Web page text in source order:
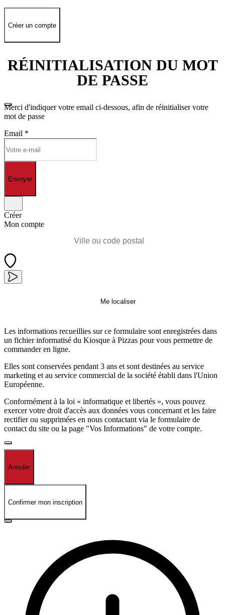
Créer un compte
RÉINITIALISATION DU MOT
DE PASSE
Merci d'indiquer votre email ci-dessous, afin de réinitialiser votre
mot de passe
Email *
Envoyer
Créer
Mon compte
Me localiser
Les informations recueillies sur ce formulaire sont enregistrées dans
un fichier informatisé du Kiosque à Pizzas pour vous permettre de
commander en ligne.
Elles sont conservées pendant 3 ans et sont destinées au service
marketing et au service commercial de la société établi dans l'Union
Européenne.
Conformément à la loi « informatique et libertés », vous pouvez
exercer votre droit d'accès aux données vous concernant et les faire
rectifier ou supprimées en nous contactant via le formulaire de
contact du site ou la page "Vos Informations" de votre compte.
Annuler
Confirmer mon inscription